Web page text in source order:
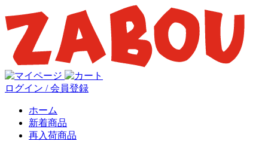
ログイン / 会員登録
ホーム
新着商品
再入荷商品